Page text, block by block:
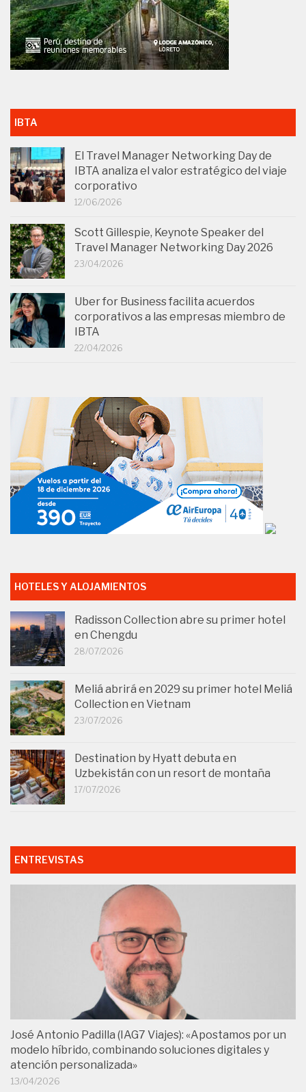
IBTA
El Travel Manager Networking Day de
IBTA analiza el valor estratégico del viaje
corporativo
12/06/2026
Scott Gillespie, Keynote Speaker del
Travel Manager Networking Day 2026
23/04/2026
Uber for Business facilita acuerdos
corporativos a las empresas miembro de
IBTA
22/04/2026
HOTELES Y ALOJAMIENTOS
Radisson Collection abre su primer hotel
en Chengdu
28/07/2026
Meliá abrirá en 2029 su primer hotel Meliá
Collection en Vietnam
23/07/2026
Destination by Hyatt debuta en
Uzbekistán con un resort de montaña
17/07/2026
ENTREVISTAS
José Antonio Padilla (IAG7 Viajes): «Apostamos por un
modelo híbrido, combinando soluciones digitales y
atención personalizada»
13/04/2026